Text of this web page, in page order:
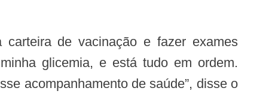
glicemia, e está tudo em ordem.
acompanhamento de saúde”, disse o